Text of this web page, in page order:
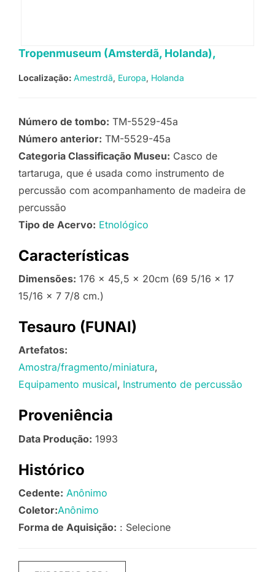
Tropenmuseum (Amsterdã, Holanda),
Localização: Amestrdã Europa Holanda
Número de tombo: TM-5529-45a
Número anterior: TM-5529-45a
Categoria Classificação Museu: Casco de
tartaruga, que é usada como instrumento de
percussão com acompanhamento de madeira de
percussão
Tipo de Acervo: Etnológico
Características
Dimensões: 176 x 45,5 x 20cm (69 5/16 x 17
15/16 x 7 7/8 cm.)
Tesauro (FUNAI)
Artefatos:
Amostra/fragmento/miniatura
Equipamento musical Instrumento de percussão
Proveniência
Data Produção: 1993
Histórico
Cedente: Anônimo
Coletor:Anônimo
Forma de Aquisição: : Selecione